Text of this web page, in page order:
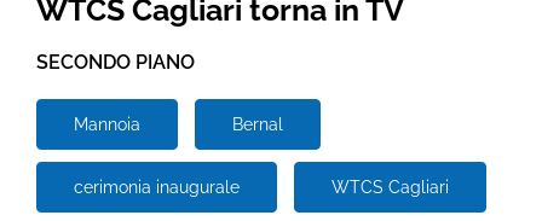
WTCS Cagliari torna in TV
SECONDO PIANO
Mannoia Bernal
cerimonia inaugurale WTCS Cagliari